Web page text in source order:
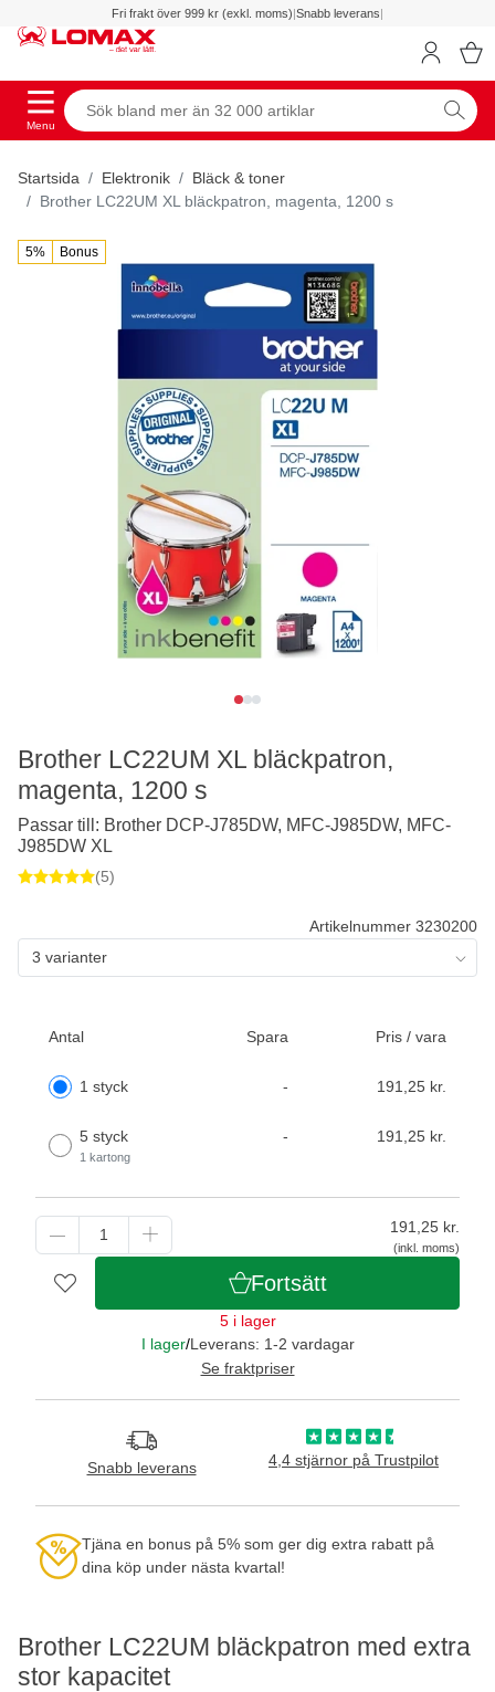
Fri frakt över 999 kr (exkl. moms)|Snabb leverans|
Menu
Startsida Elektronik
Bläck & toner
Brother LC22UM XL bläckpatron, magenta, 1200 s
5% Bonus
Brother LC22UM bläckpatron med extra
stor kapacitet
Artikelnummer 3230200
3 varianter
Antal Spara Pris / vara
1 styck - 191,25 kr.
5 styck
1 kartong
- 191,25 kr.
191,25 kr.
(inkl. moms)
Fortsätt
5 i lager
I lager/Leverans: 1-2 vardagar
Se fraktpriser
Snabb leverans 4,4 stjärnor på Trustpilot
Tjäna en bonus på 5% som ger dig extra rabatt på
dina köp under nästa kvartal!
Brother LC22UM XL bläckpatron,
magenta, 1200 s
Passar till: Brother DCP-J785DW, MFC-J985DW, MFC-
J985DW XL
(5)